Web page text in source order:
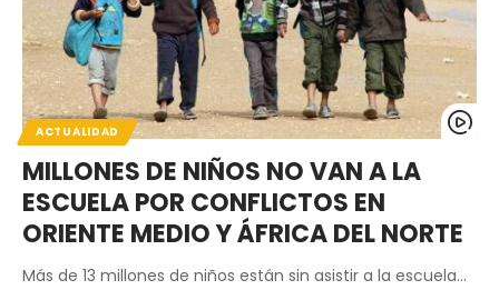
ACTUALIDAD
MILLONES DE NIÑOS NO VAN A LA
ESCUELA POR CONFLICTOS EN
ORIENTE MEDIO Y ÁFRICA DEL NORTE
Más de 13 millones de niños están sin asistir a la escuela…